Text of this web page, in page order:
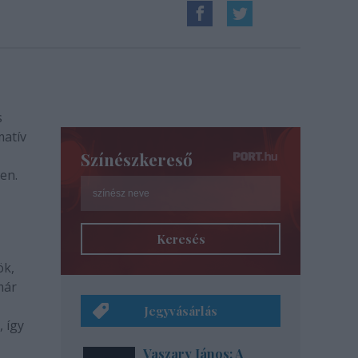
így
Színészkereső
Keresés
Jegyvásárlás
Vaszary János: A